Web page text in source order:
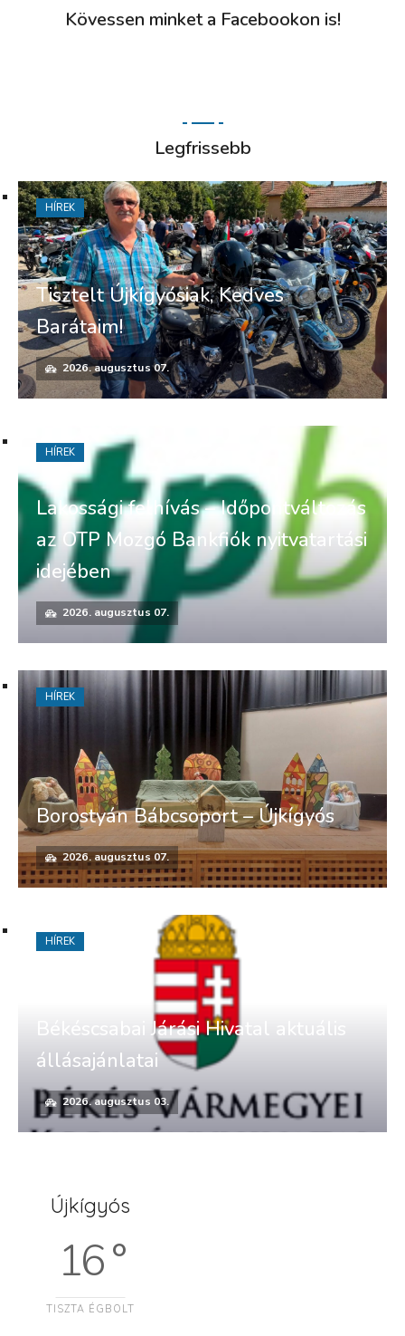
Kövessen minket a Facebookon is!
Legfrissebb
Tisztelt Újkígyósiak, Kedves
Barátaim!
2026. augusztus 07.
HÍREK
Lakossági felhívás – Időpontváltozás
az OTP Mozgó Bankfiók nyitvatartási
idejében
2026. augusztus 07.
HÍREK
Borostyán Bábcsoport – Újkígyós
2026. augusztus 07.
HÍREK
Békéscsabai Járási Hivatal aktuális
állásajánlatai
2026. augusztus 03.
HÍREK
Újkígyós
16 °
TISZTA ÉGBOLT